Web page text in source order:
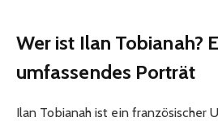
Wer ist Ilan Tobianah?
umfassendes Porträt
Ilan Tobianah ist ein französischer